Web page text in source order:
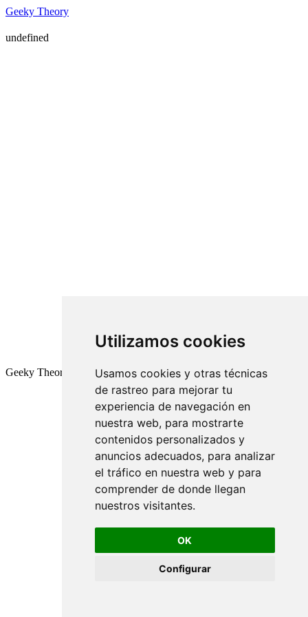
Utilizamos cookies
Usamos cookies y otras técnicas
de rastreo para mejorar tu
experiencia de navegación en
nuestra web, para mostrarte
contenidos personalizados y
anuncios adecuados, para analizar
el tráfico en nuestra web y para
comprender de donde llegan
nuestros visitantes.
OK
Configurar
Geeky Theory
undefined
Geeky Theory © 2026